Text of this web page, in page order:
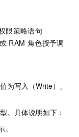
限策略语句
RAM 角色授予调
为写入（Write）、
。具体说明如下：
。